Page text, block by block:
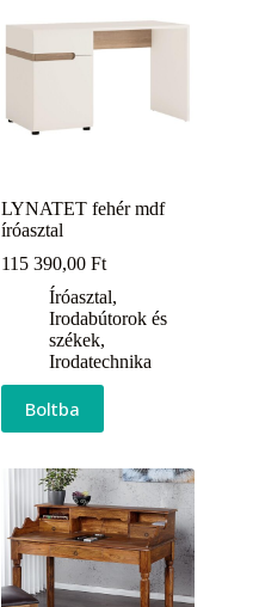
LYNATET fehér mdf
íróasztal
115 390,00Ft
Íróasztal,
Irodabútorok és
székek,
Irodatechnika
Boltba